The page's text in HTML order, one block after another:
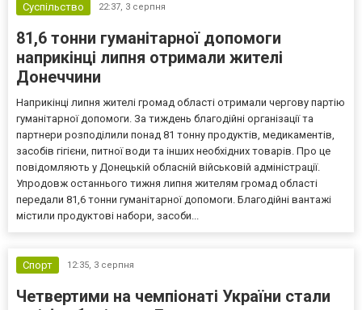
Суспільство 22:37, 3 серпня
81,6 тонни гуманітарної допомоги
наприкінці липня отримали жителі
Донеччини
Наприкінці липня жителі громад області отримали чергову партію
гуманітарної допомоги. За тиждень благодійні організації та
партнери розподілили понад 81 тонну продуктів, медикаментів,
засобів гігієни, питної води та інших необхідних товарів. Про це
повідомляють у Донецькій обласній військовій адміністрації.
Упродовж останнього тижня липня жителям громад області
передали 81,6 тонни гуманітарної допомоги. Благодійні вантажі
містили продуктові набори, засоби...
Спорт 12:35, 3 серпня
Четвертими на чемпіонаті України стали